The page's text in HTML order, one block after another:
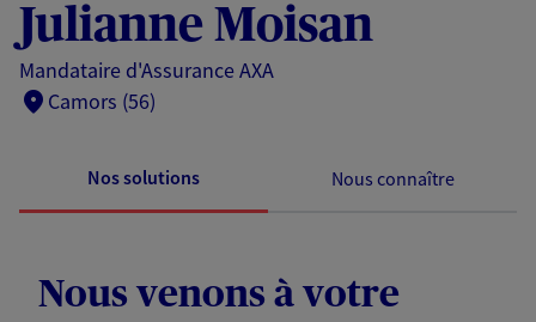
Julianne Moisan
Mandataire d'Assurance AXA
Camors (56)
Nos solutions Nous connaître
Nous venons à votre